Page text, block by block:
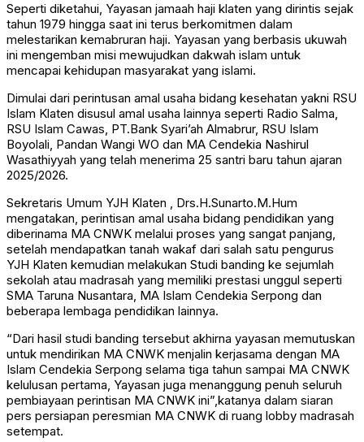
Seperti diketahui, Yayasan jamaah haji klaten yang dirintis sejak
tahun 1979 hingga saat ini terus berkomitmen dalam
melestarikan kemabruran haji. Yayasan yang berbasis ukuwah
ini mengemban misi mewujudkan dakwah islam untuk
mencapai kehidupan masyarakat yang islami.
Dimulai dari perintusan amal usaha bidang kesehatan yakni RSU
Islam Klaten disusul amal usaha lainnya seperti Radio Salma,
RSU Islam Cawas, PT.Bank Syari’ah Almabrur, RSU Islam
Boyolali, Pandan Wangi WO dan MA Cendekia Nashirul
Wasathiyyah yang telah menerima 25 santri baru tahun ajaran
2025/2026.
Sekretaris Umum YJH Klaten , Drs.H.Sunarto.M.Hum
mengatakan, perintisan amal usaha bidang pendidikan yang
diberinama MA CNWK melalui proses yang sangat panjang,
setelah mendapatkan tanah wakaf dari salah satu pengurus
YJH Klaten kemudian melakukan Studi banding ke sejumlah
sekolah atau madrasah yang memiliki prestasi unggul seperti
SMA Taruna Nusantara, MA Islam Cendekia Serpong dan
beberapa lembaga pendidikan lainnya.
“Dari hasil studi banding tersebut akhirna yayasan memutuskan
untuk mendirikan MA CNWK menjalin kerjasama dengan MA
Islam Cendekia Serpong selama tiga tahun sampai MA CNWK
kelulusan pertama, Yayasan juga menanggung penuh seluruh
pembiayaan perintisan MA CNWK ini”,katanya dalam siaran
pers persiapan peresmian MA CNWK di ruang lobby madrasah
setempat.